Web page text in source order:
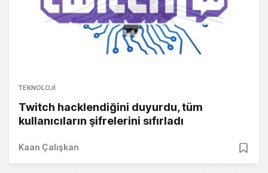
TEKNOLOJI
Twitch hacklendiğini duyurdu, tüm
kullanıcıların şifrelerini sıfırladı
Kaan Çalışkan